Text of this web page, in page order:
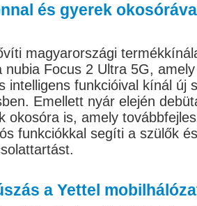
és gyerek
magyarországi
nubia Focus 2 Ultra 5G,
intelligens funkcióival kínál új
Emellett nyár elején
okosóra is, amely
funkciókkal segíti a szülők
a Yettel